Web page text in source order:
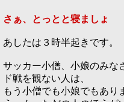
さぁ、とっとと寝ましょ
あしたは３時半起きです。
サッカー小僧、小娘のみな
ド戦を観ない人は、
もう小僧でも小娘でもあり